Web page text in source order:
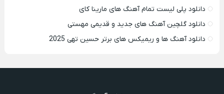
دانلود پلی لیست تمام آهنگ های مارینا کای
دانلود گلچین آهنگ های جدید و قدیمی مهستی
دانلود آهنگ ها و ریمیکس های برتر حسین تهی 2025